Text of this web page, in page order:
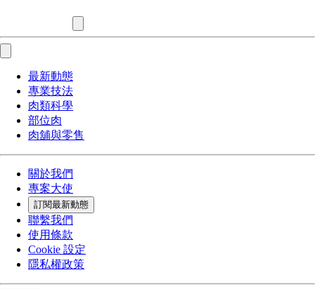
最新動態
專業技法
肉類科學
部位肉
肉舖與零售
關於我們
專案大使
訂閱最新動態
聯繫我們
使用條款
Cookie 設定
隱私權政策